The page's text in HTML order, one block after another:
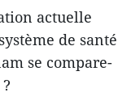
actuelle
de santé
se compare-